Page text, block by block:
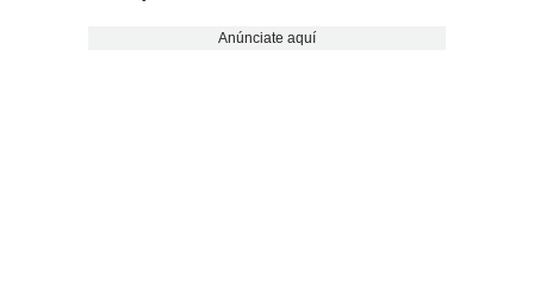
Anúnciate aquí